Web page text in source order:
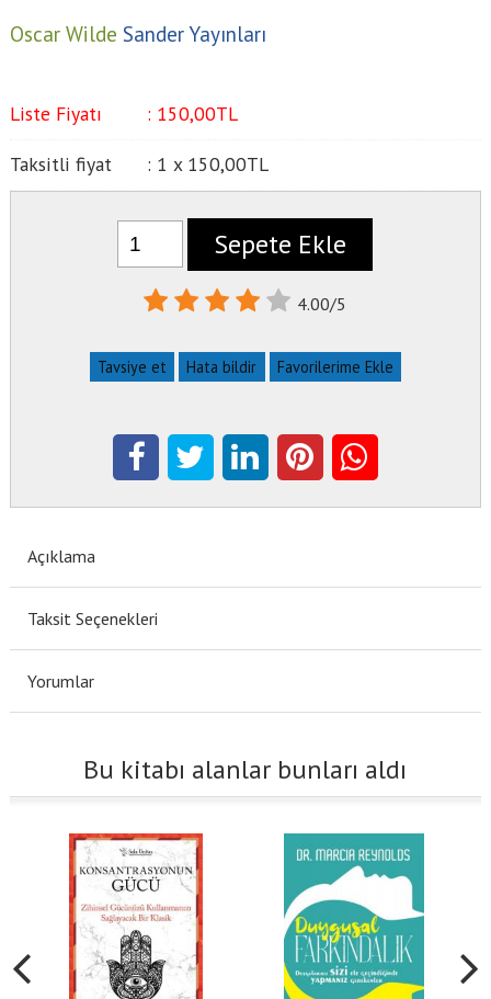
Oscar Wilde Sander Yayınları
Liste Fiyatı : 150,00TL
Taksitli fiyat : 1 x 150,00TL
Sepete Ekle
4.00/5
Tavsiye et Hata bildir Favorilerime Ekle
Açıklama
Taksit Seçenekleri
Yorumlar
Bu kitabı alanlar bunları aldı